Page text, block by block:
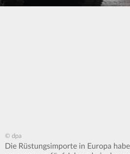
© dpa
Die Rüstungsimporte in Europa